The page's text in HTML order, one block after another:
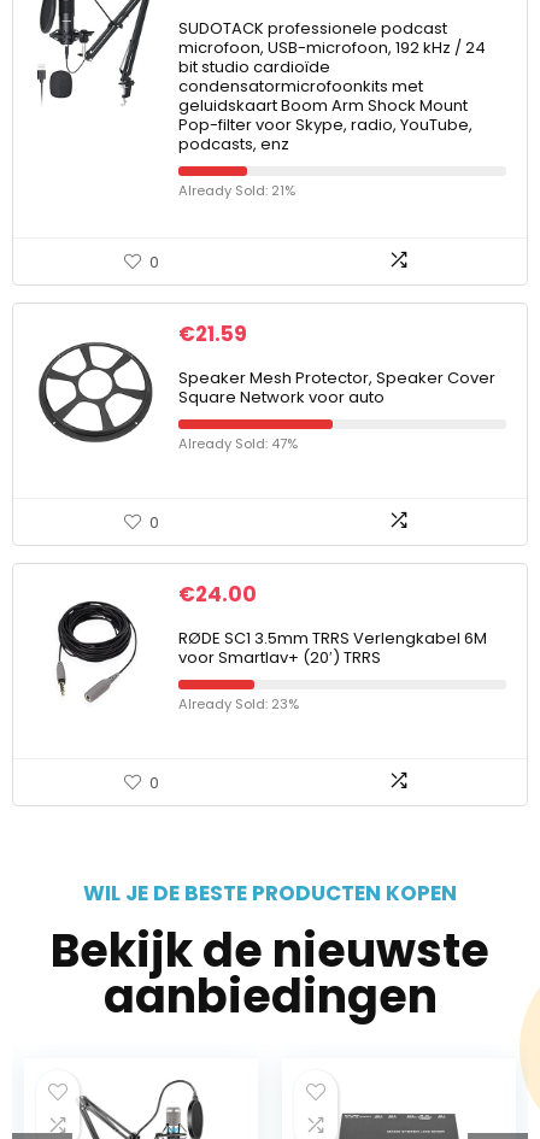
SUDOTACK professionele podcast
microfoon, USB-microfoon, 192 kHz / 24
bit studio cardioïde
condensatormicrofoonkits met
geluidskaart Boom Arm Shock Mount
Pop-filter voor Skype, radio, YouTube,
podcasts, enz
Already Sold: 21%
0
€21.59
Speaker Mesh Protector, Speaker Cover
Square Network voor auto
Already Sold: 47%
0
€24.00
RØDE SC1 3.5mm TRRS Verlengkabel 6M
voor Smartlav+ (20′) TRRS
Already Sold: 23%
0
WIL JE DE BESTE PRODUCTEN KOPEN
Bekijk de nieuwste
aanbiedingen